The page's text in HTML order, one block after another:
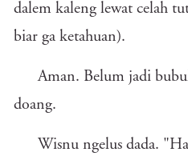
dalem kaleng lewat celah
biar ga ketahuan).
Aman. Belum jadi
doang.
Wisnu ngelus dada.